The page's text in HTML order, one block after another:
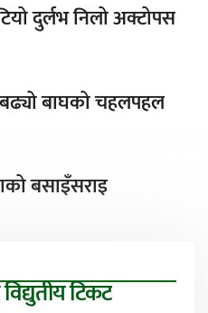
दुर्लभ निलो अक्टोपस
बाघको चहलपहल
बसाइँसराइ
टिकट